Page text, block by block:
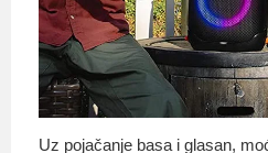
Uz pojačanje basa i glasan,